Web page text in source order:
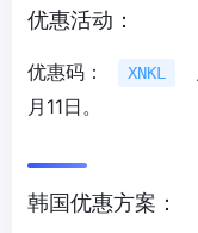
优惠活动：
优惠码： XNKL
月11日。
韩国优惠方案：